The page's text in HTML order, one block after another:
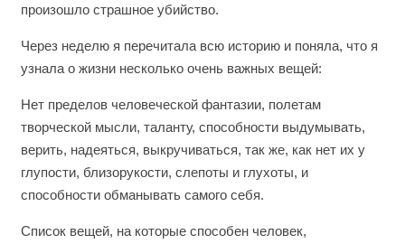
произошло страшное убийство.
Через неделю я перечитала всю историю и поняла, что я
узнала о жизни несколько очень важных вещей:
Нет пределов человеческой фантазии, полетам
творческой мысли, таланту, способности выдумывать,
верить, надеяться, выкручиваться, так же, как нет их у
глупости, близорукости, слепоты и глухоты, и
способности обманывать самого себя.
Список вещей, на которые способен человек,